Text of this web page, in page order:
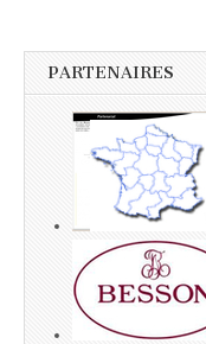
PARTENAIRES